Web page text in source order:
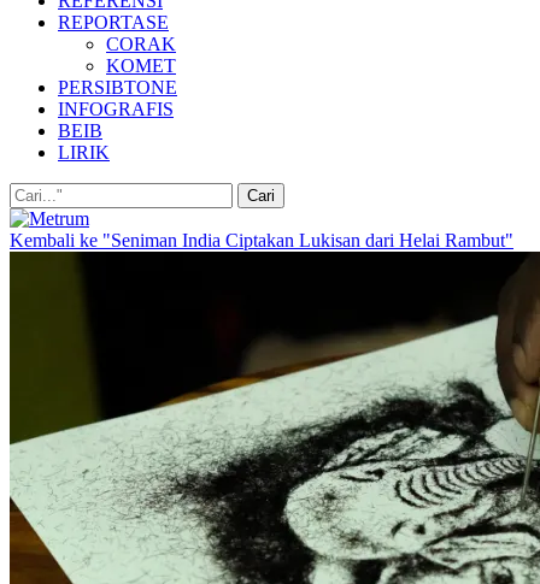
REPORTASE
CORAK
KOMET
PERSIBTONE
INFOGRAFIS
BEIB
LIRIK
Kembali ke "Seniman India Ciptakan Lukisan dari Helai Rambut"